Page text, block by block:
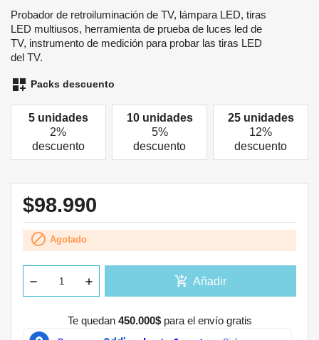
Probador de retroiluminación de TV, lámpara LED, tiras
LED multiusos, herramienta de prueba de luces led de
TV, instrumento de medición para probar las tiras LED
del TV.
dashboard_customize Packs descuento
5 unidades
2%
descuento
10 unidades
5%
descuento
25 unidades
12%
descuento
$98.990
 Agotado
add_shopping_cart Añadir
Te quedan 450.000$para el envío gratis